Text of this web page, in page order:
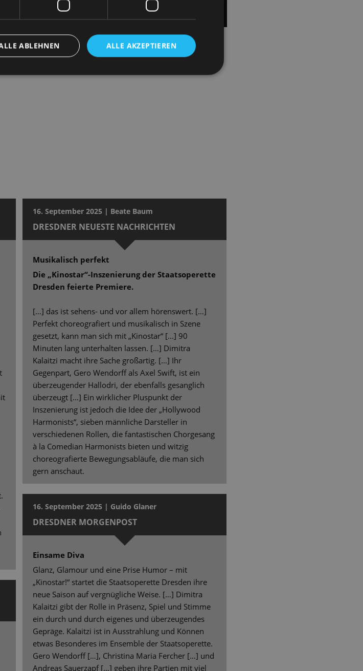
Fotografien unserer Solist*innen. Mit feinem Gespür für
Szenen hinter den Kulissen ein.
16. September 2025 | Beate Baum
DRESDNER NEUESTE NACHRICHTEN
Musikalisch perfekt
Die „Kinostar“-Inszenierung der Staatsoperette
Dresden feierte Premiere.
[…] das ist sehens- und vor allem hörenswert. […]
Perfekt choreografiert und musikalisch in Szene
gesetzt, kann man sich mit „Kinostar“ [...] 90
Minuten lang unterhalten lassen. […] Dimitra
Kalaitzi macht ihre Sache großartig. […] Ihr
Gegenpart, Gero Wendorff als Axel Swift, ist ein
überzeugender Hallodri, der ebenfalls gesanglich
überzeugt […] Ein wirklicher Pluspunkt der
Inszenierung ist jedoch die Idee der „Hollywood
Harmonists“, sieben männliche Darsteller in
verschiedenen Rollen, die fantastischen Chorgesang
à la Comedian Harmonists bieten und witzig
choreografierte Bewegungsabläufe, die man sich
gern anschaut.
16. September 2025 | Guido Glaner
DRESDNER MORGENPOST
Einsame Diva
Glanz, Glamour und eine Prise Humor – mit
„Kinostar!“ startet die Staatsoperette Dresden ihre
neue Saison auf vergnügliche Weise. […] Dimitra
Kalaitzi gibt der Rolle in Präsenz, Spiel und Stimme
ein durch und durch eigenes und überzeugendes
Gepräge. Kalaitzi ist in Ausstrahlung und Können
etwas Besonderes im Ensemble der Staatsoperette.
Gero Wendorff […], Christina Maria Fercher […] und
Andreas Sauerzapf […] geben ihre Partien mit viel
ALLE AKZEPTIEREN
ABLEHNEN